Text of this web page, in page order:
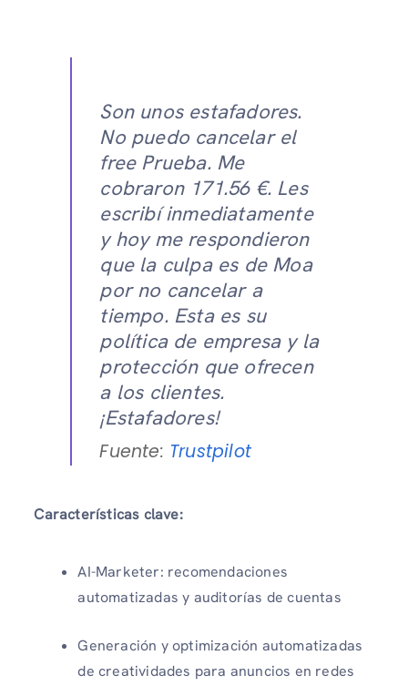
Son unos estafadores.
No puedo cancelar el
free Prueba. Me
cobraron 171.56 €. Les
escribí inmediatamente
y hoy me respondieron
que la culpa es de Moa
por no cancelar a
tiempo. Esta es su
política de empresa y la
protección que ofrecen
a los clientes.
¡Estafadores!
Fuente: Trustpilot
Características clave:
AI-Marketer: recomendaciones
automatizadas y auditorías de cuentas
Generación y optimización automatizadas
de creatividades para anuncios en redes